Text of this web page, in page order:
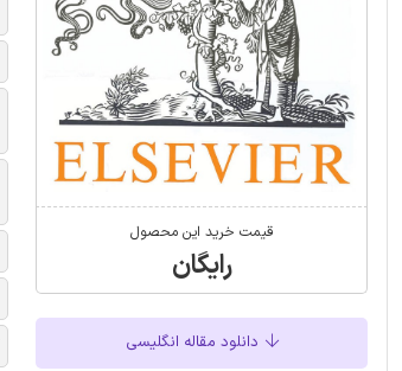
قیمت خرید این محصول
رایگان
دانلود مقاله انگلیسی